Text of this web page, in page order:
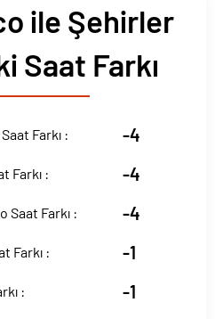
ile Şehirler
Saat Farkı
Farkı : -4
Farkı : -4
Saat Farkı : -4
Farkı : -1
: -1